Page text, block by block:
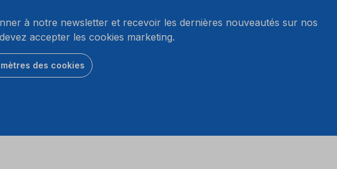
à notre newsletter et recevoir les dernières nouveautés sur nos
accepter les cookies marketing.
des cookies